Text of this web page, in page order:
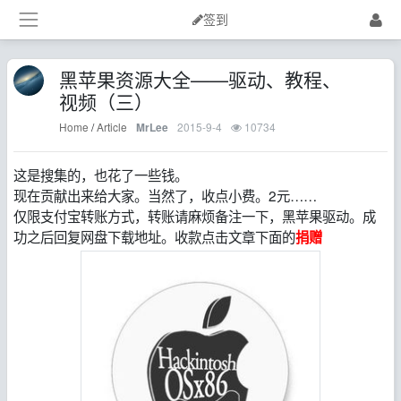
签到
黑苹果资源大全——驱动、教程、
视频（三）
Home / Article MrLee 2015-9-4 10734
这是搜集的，也花了一些钱。
现在贡献出来给大家。当然了，收点小费。2元……
仅限支付宝转账方式，转账请麻烦备注一下，黑苹果驱动。成
功之后回复网盘下载地址。收款点击文章下面的捐赠